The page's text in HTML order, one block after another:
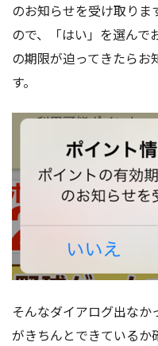
のお知らせを受け取りま
ので、「はい」を選んで
の期限が迫ってきたらお
す。
そんなダイアログ出な
がきちんとできているか